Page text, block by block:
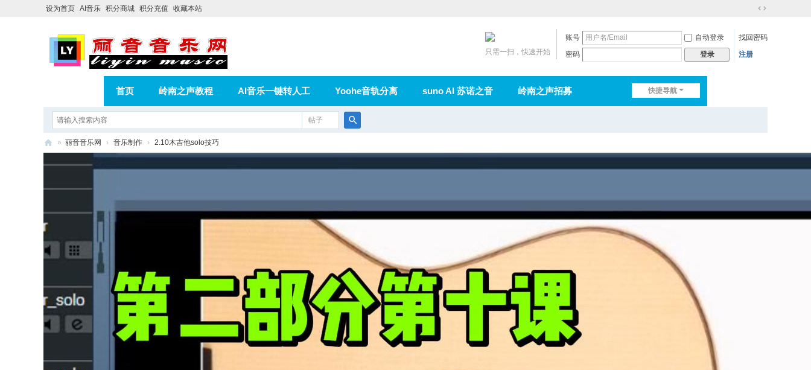
设为首页 AI音乐 积分商城 积分充值 收藏本站
到
账号 自动登录
找回密码
密码
登录 注册
只需一扫，快速开始
快捷导航
首页 岭南之声教程 AI音乐一键转人工 Yoohe音轨分离 suno AI 苏诺之音 岭南之声招募
在线论坛
相册 分享 记录
帖子
索
» 丽音音乐网 › 音乐制作 › 2.10木吉他solo技巧